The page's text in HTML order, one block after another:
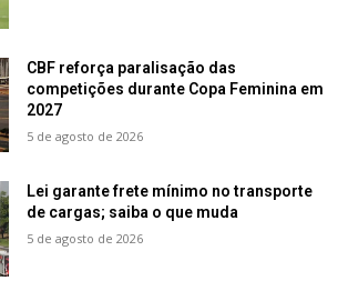
CBF reforça paralisação das
competições durante Copa Feminina em
2027
5 de agosto de 2026
Lei garante frete mínimo no transporte
de cargas; saiba o que muda
5 de agosto de 2026